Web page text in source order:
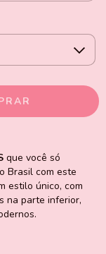
que você só
Brasil com este
estilo único, com
na parte inferior,